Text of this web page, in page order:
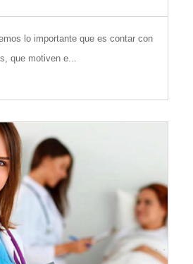
lo importante que es contar con
que motiven e...